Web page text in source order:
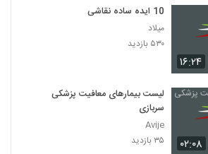
۱۶:۲۴
10 ایده ساده نقاشی
میلاد
۵۳۰ بازدید
۰۲:۰۸
لیست بیمارهای معافیت پزشکی
سربازی
Avije
۳۵ بازدید